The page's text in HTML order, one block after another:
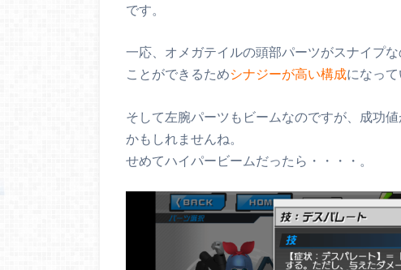
です。
一応、オメガテイルの頭部パーツがスナイプ
ことができるためシナジーが高い構成になって
そして左腕パーツもビームなのですが、成功
かもしれませんね。
せめてハイパービームだったら・・・・。